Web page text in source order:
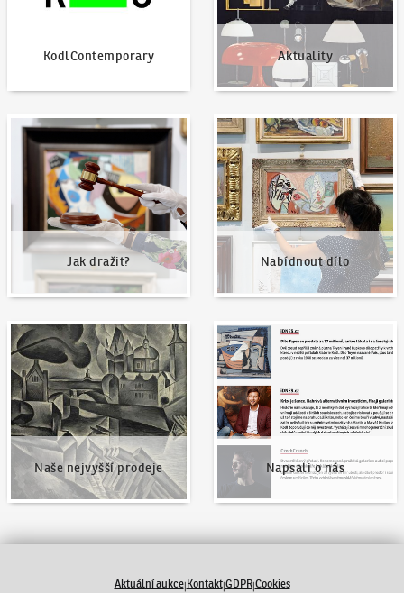
KodlContemporary Aktuality
Jak dražit?
Jak dražit?
Nabídnout dílo
Nabídnout dílo
Naše nejvyšší prodeje
Naše nejvyšší prodeje
Napsali o nás
Napsali o nás
Aktuální aukce|Kontakt|GDPR|Cookies